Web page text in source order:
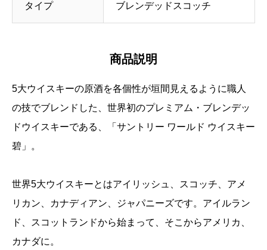
タイプ ブレンデッドスコッチ
商品説明
5大ウイスキーの原酒を各個性が垣間見えるように職人
の技でブレンドした、世界初のプレミアム・ブレンデッ
ドウイスキーである、「サントリー ワールド ウイスキー
碧」。
世界5大ウイスキーとはアイリッシュ、スコッチ、アメ
リカン、カナディアン、ジャパニーズです。アイルラン
ド、スコットランドから始まって、そこからアメリカ、
カナダに。